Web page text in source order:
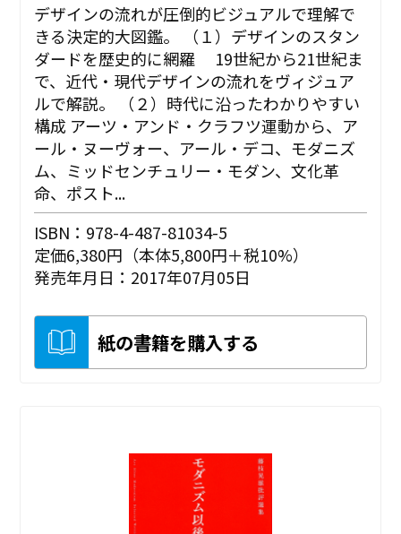
デザインの流れが圧倒的ビジュアルで理解で
きる決定的大図鑑。 （１）デザインのスタン
ダードを歴史的に網羅 19世紀から21世紀ま
で、近代・現代デザインの流れをヴィジュア
ルで解説。 （２）時代に沿ったわかりやすい
構成 アーツ・アンド・クラフツ運動から、ア
ール・ヌーヴォー、アール・デコ、モダニズ
ム、ミッドセンチュリー・モダン、文化革
命、ポスト...
ISBN：978-4-487-81034-5
定価6,380円（本体5,800円＋税10%）
発売年月日：2017年07月05日
紙の書籍を購入する